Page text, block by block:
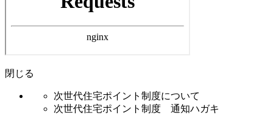
閉じる
次世代住宅ポイント制度について
次世代住宅ポイント制度 通知ハガキ